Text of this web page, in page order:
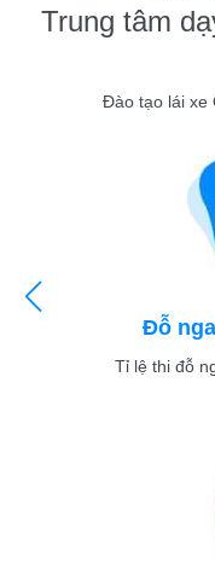
Trung tâm
Đào tạo lái xe
Đỗ
Tỉ lệ thi đỗ